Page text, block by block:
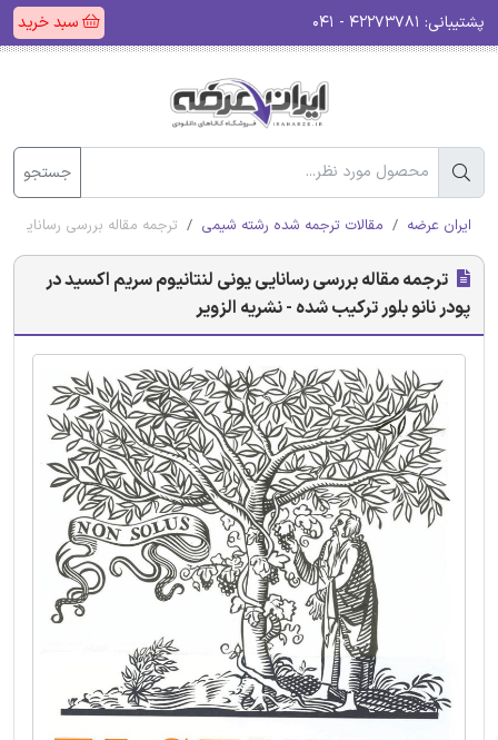
پشتیبانی: سبد خرید
جستجو
ایران عرضه مقالات ترجمه شده رشته شیمی ترجمه مقاله بررسی رسانایی
ترجمه مقاله بررسی رسانایی یونی لنتانیوم سریم اکسید در
پودر نانو بلور ترکیب شده - نشریه الزویر